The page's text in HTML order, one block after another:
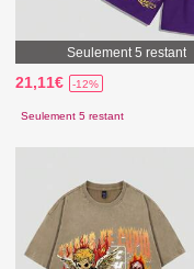
Seulement 5 restant
21,11€ -12%
Seulement 5 restant